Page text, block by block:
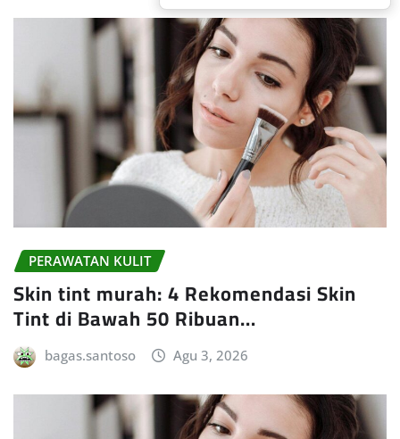
PERAWATAN KULIT
Skin tint murah: 4 Rekomendasi Skin
Tint di Bawah 50 Ribuan…
bagas.santoso Agu 3, 2026